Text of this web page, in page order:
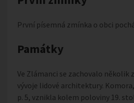
První písemná zmínka o obci
Památky
Ve Zlámanci se zachovalo několik
vývoje lidové architektury.
p. 5, vznikla kolem poloviny 19.